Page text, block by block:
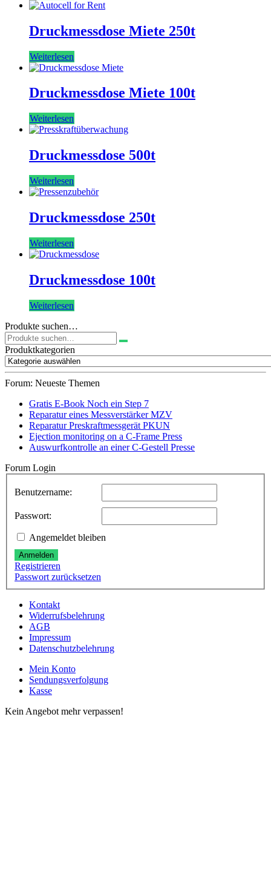
Druckmessdose Miete 250t
Weiterlesen
Druckmessdose Miete 100t
Weiterlesen
Druckmessdose 500t
Weiterlesen
Druckmessdose 250t
Weiterlesen
Druckmessdose 100t
Weiterlesen
Produkte suchen…
Suchen
nach:
Produktkategorien
Forum: Neueste Themen
Gratis E-Book Noch ein Step 7
Reparatur eines Messverstärker MZV
Reparatur Preskraftmessgerät PKUN
Ejection monitoring on a C-Frame Press
Auswurfkontrolle an einer C-Gestell Presse
Forum Login
Benutzername:
Passwort:
Angemeldet bleiben
Anmelden
Registrieren
Passwort zurücksetzen
Kontakt
Widerrufsbelehrung
AGB
Impressum
Datenschutzbelehrung
Mein Konto
Sendungsverfolgung
Kasse
Kein Angebot mehr verpassen!